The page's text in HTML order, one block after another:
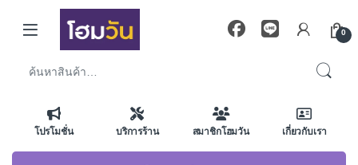
Skip to navigation
Skip to content
0
โปรโมชั่น บริการร้าน สมาชิกโฮมวัน เกี่ยวกับเรา